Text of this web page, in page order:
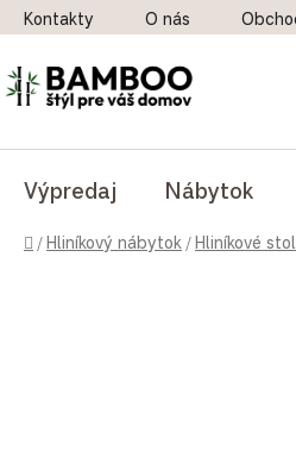
Prejsť na obsah
Kontakty O nás
Výpredaj Nábytok
Domov
/Hliníkový nábytok /Hliníkové